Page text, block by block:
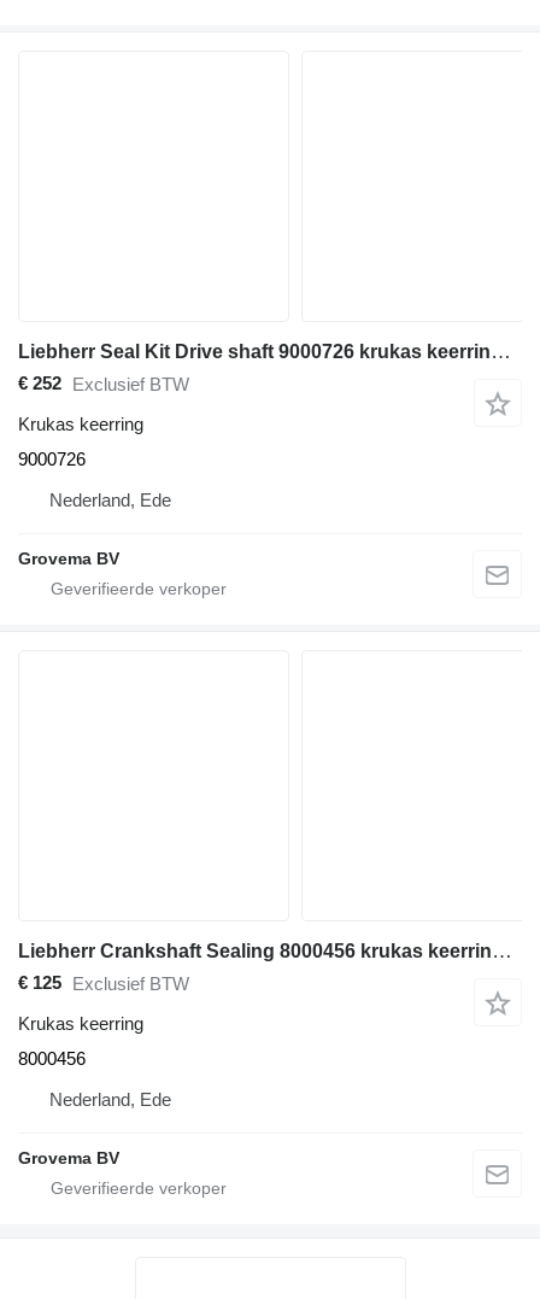
Liebherr Seal Kit Drive shaft 9000726 krukas keerring voor bouwmachines
€ 252 Exclusief BTW
Krukas keerring
9000726
Nederland, Ede
Grovema BV
Liebherr Crankshaft Sealing 8000456 krukas keerring voor bouwmachines
€ 125 Exclusief BTW
Krukas keerring
8000456
Nederland, Ede
Grovema BV